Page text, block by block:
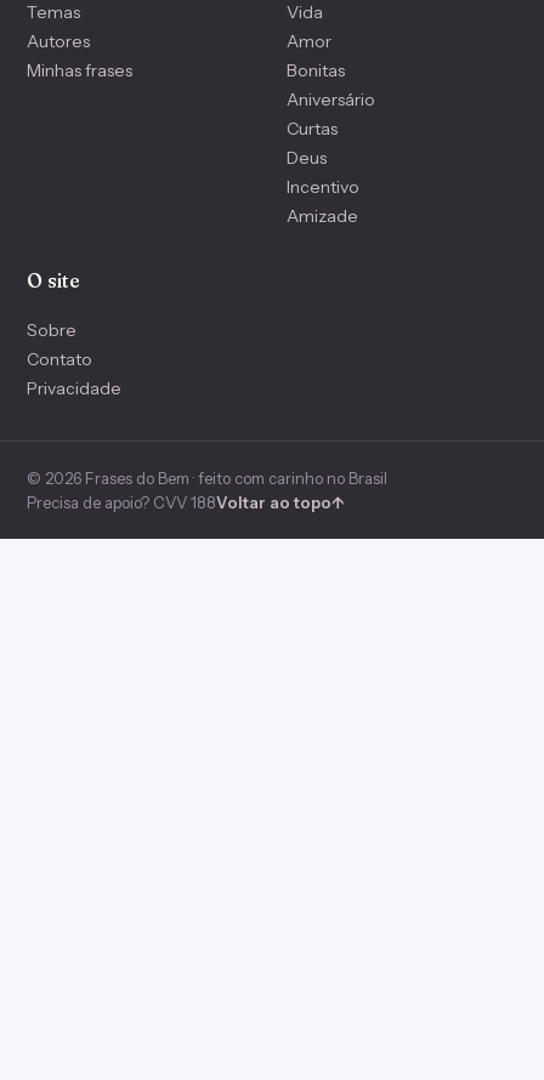
Temas
Autores
Minhas frases
Vida
Amor
Bonitas
Aniversário
Curtas
Deus
Incentivo
Amizade
O site
Sobre
Contato
Privacidade
© 2026 Frases do Bem · feito com carinho no Brasil
Precisa de apoio? CVV 188Voltar ao topo↑